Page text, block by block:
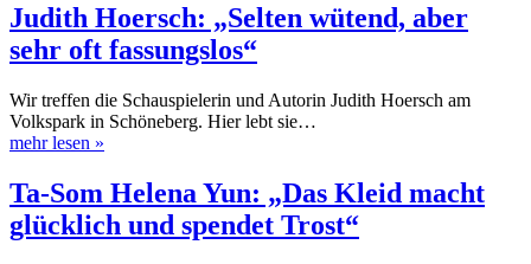
Judith Hoersch: „Selten wütend, aber
sehr oft fassungslos“
Wir treffen die Schauspielerin und Autorin Judith Hoersch am
Volkspark in Schöneberg. Hier lebt sie…
mehr lesen »
Ta-Som Helena Yun: „Das Kleid macht
glücklich und spendet Trost“